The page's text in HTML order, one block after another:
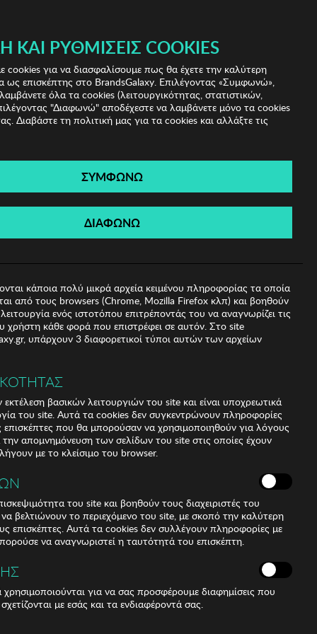
IRIS!
(0)
Vince Camuto
(4,14%)
32 cm Width: 15 cm Height: 28 cm Number of
ΚΑΙ ΡΥΘΜΊΣΕΙΣ COOKIES
cookies για να διασφαλίσουμε πως θα έχετε την καλύτερη
ως επισκέπτης στο BrandsGalaxy. Επιλέγοντας «Συμφωνώ»,
όλα τα cookies (λειτουργικότητας, στατιστικών,
"Διαφωνώ" αποδέχεστε να λαμβάνετε μόνο τα cookies
Διαβάστε τη πολιτική μας για τα cookies και αλλάξτε τις
ΣΥΜΦΩΝΩ
ΔΙΑΦΩΝΩ
κάποια πολύ μικρά αρχεία κειμένου πληροφορίας τα οποία
από τους browsers (Chrome, Mozilla Firefox κλπ) και βοηθούν
ενός ιστοτόπου επιτρέποντάς του να αναγνωρίζει τις
χρήστη κάθε φορά που επιστρέφει σε αυτόν. Στο site
υπάρχουν 3 διαφορετικοί τύποι αυτών των αρχείων
βασικών λειτουργιών του site και είναι υποχρεωτικά
του site. Αυτά τα cookies δεν συγκεντρώνουν πληροφορίες
επισκέπτες που θα μπορούσαν να χρησιμοποιηθούν για λόγους
απομνημόνευση των σελίδων του site στις οποίες έχουν
με το κλείσιμο του browser.
του site και βοηθούν τους διαχειριστές του
βελτιώνουν το περιεχόμενο του site, με σκοπό την καλύτερη
επισκέπτες. Αυτά τα cookies δεν συλλέγουν πληροφορίες με
να αναγνωριστεί η ταυτότητά του επισκέπτη.
για να σας προσφέρουμε διαφημίσεις που
με εσάς και τα ενδιαφέροντά σας.